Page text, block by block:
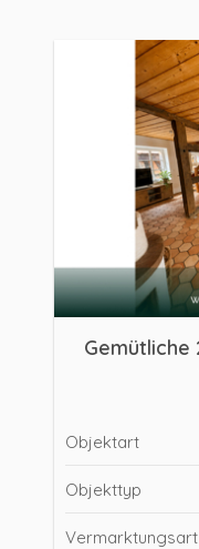
Gemütliche
Objektart
Objekttyp
Vermarktungsart